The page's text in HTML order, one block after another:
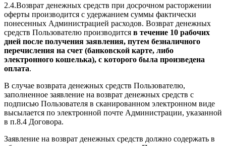
2.4.Возврат денежных средств при досрочном расторжении
оферты производится с удержанием суммы фактически
понесенных Администрацией расходов. Возврат денежных
средств Пользователю производится в течение 10 рабочих
дней после получения заявления, путем безналичного
перечисления на счет (банковской карте, либо
электронного кошелька), с которого была произведена
оплата.
В случае возврата денежных средств Пользователю,
заполненное заявление на возврат денежных средств с
подписью Пользователя в сканированном электронном виде
высылается по электронной почте Администрации, указанной
в п.8.4 Договора.
Заявление на возврат денежных средств должно содержать в